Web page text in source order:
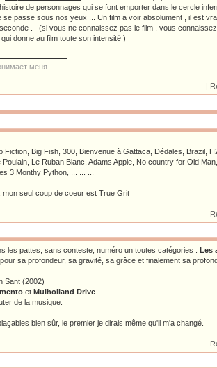
de personnages qui se font emporter dans le cercle
se passe sous nos yeux ... Un film a voir absolument , il est
. (si vous ne connaissez pas le film , vous connaissez
donne au film toute son intensité )
меня
|
Fiction, Big Fish, 300, Bienvenue à Gattaca, Dédales, Brazil,
Le Ruban Blanc, Adams Apple, No country for Old
3 Monthy Python, ... ... ...
mon seul coup de coeur est True Grit
les pattes, sans conteste, numéro un toutes catégories : Les
sa profondeur, sa gravité, sa grâce et finalement sa
Sant (2002)
et Mulholland Drive
de la musique.
bien sûr, le premier je dirais même qu'il m'a changé.